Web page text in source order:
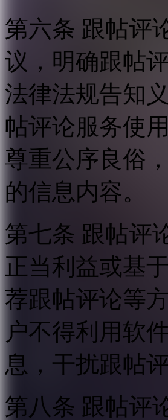
第六条 跟帖评
议，明确跟帖
法律法规告知
帖评论服务使
尊重公序良俗
的信息内容。
第七条 跟帖评
正当利益或基
荐跟帖评论等
户不得利用软
息，干扰跟帖
第八条 跟帖评